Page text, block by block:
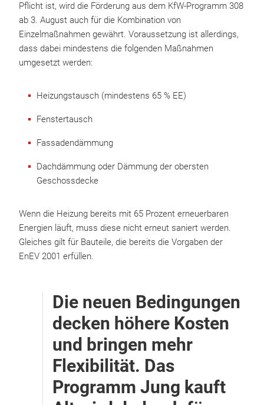
Pflicht ist, wird die Förderung aus dem KfW-Programm 308
ab 3. August auch für die Kombination von
Einzelmaßnahmen gewährt. Voraussetzung ist allerdings,
dass dabei mindestens die folgenden Maßnahmen
umgesetzt werden:
Heizungstausch (mindestens 65 % EE)
Fenstertausch
Fassadendämmung
Dachdämmung oder Dämmung der obersten
Geschossdecke
Wenn die Heizung bereits mit 65 Prozent erneuerbaren
Energien läuft, muss diese nicht erneut saniert werden.
Gleiches gilt für Bauteile, die bereits die Vorgaben der
EnEV 2001 erfüllen.
Die neuen Bedingungen
decken höhere Kosten
und bringen mehr
Flexibilität. Das
Programm Jung kauft